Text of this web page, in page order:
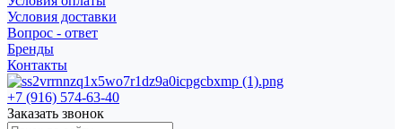
Условия доставки
Вопрос - ответ
Бренды
Контакты
+7 (916) 574-63-40
Заказать звонок